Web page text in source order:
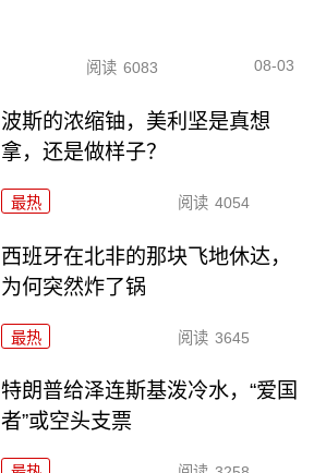
阅读 6083 08-03
波斯的浓缩铀，美利坚是真想
拿，还是做样子？
最热 阅读 4054
西班牙在北非的那块飞地休达，
为何突然炸了锅
最热 阅读 3645
特朗普给泽连斯基泼冷水，“爱国
者”或空头支票